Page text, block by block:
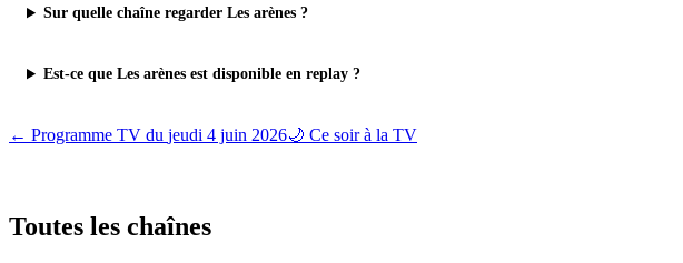
Sur quelle chaîne regarder Les arènes ?
Est-ce que Les arènes est disponible en replay ?
← Programme TV du jeudi 4 juin 2026🌙 Ce soir à la TV
Toutes les chaînes